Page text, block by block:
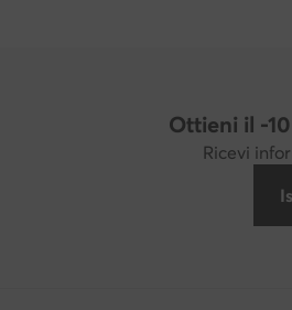
Ottieni il -
Ricevi